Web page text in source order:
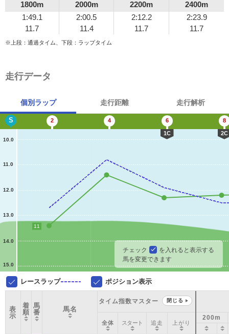
1800m 2000m 2200m
2400m
1:49.1
11.7
2:00.5
11.4
2:12.2
11.7
2:23.9
11.7
※上段：通過タイム、下段：ラップタイム
走行データ
個別ラップ 走行距離 走行解析
10.0
11.0
12.0
13.0
14.0
15.0
S 2 4 6
1C
8
2C
11
チェック
を入れると表示する
馬を変更できます
レースラップ ポジション表示
表
示
着
順
馬
番
馬名
タイム指数マスター 閉じる
全体 スタート 追走 上がり
200m